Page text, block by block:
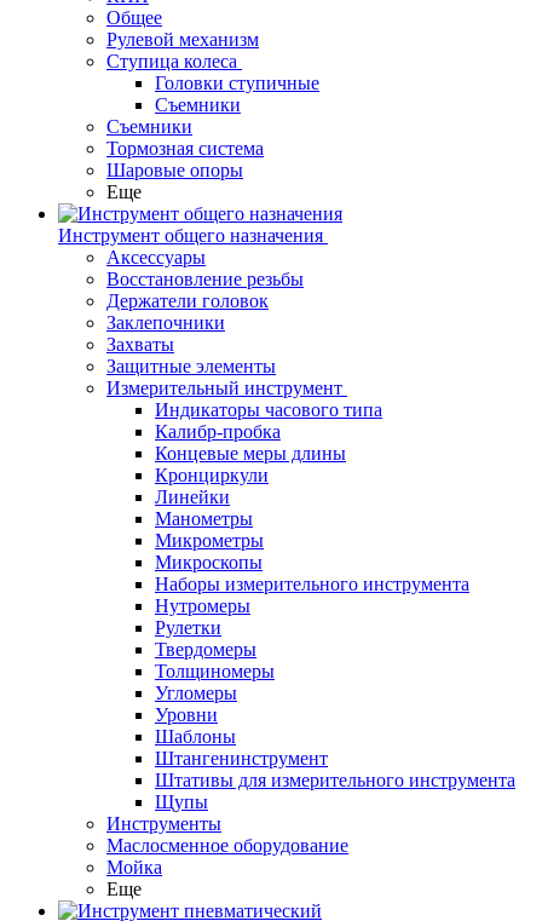
Общее
Рулевой механизм
Ступица колеса
Головки ступичные
Съемники
Съемники
Тормозная система
Шаровые опоры
Еще
Инструмент общего назначения
Аксессуары
Восстановление резьбы
Держатели головок
Заклепочники
Захваты
Защитные элементы
Измерительный инструмент
Индикаторы часового типа
Калибр-пробка
Концевые меры длины
Кронциркули
Линейки
Манометры
Микрометры
Микроскопы
Наборы измерительного инструмента
Нутромеры
Рулетки
Твердомеры
Толщиномеры
Угломеры
Уровни
Шаблоны
Штангенинструмент
Штативы для измерительного инструмента
Щупы
Инструменты
Маслосменное оборудование
Мойка
Еще